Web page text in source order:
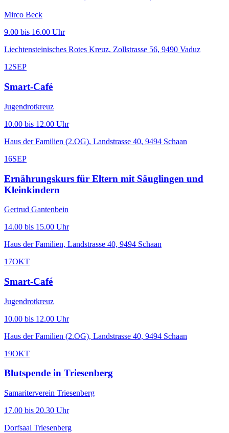
Mirco Beck
9.00 bis 16.00 Uhr
Liechtensteinisches Rotes Kreuz, Zollstrasse 56, 9490 Vaduz
12SEP
Smart-Café
Jugendrotkreuz
10.00 bis 12.00 Uhr
Haus der Familien (2.OG), Landstrasse 40, 9494 Schaan
16SEP
Ernährungskurs für Eltern mit Säuglingen und
Kleinkindern
Gertrud Gantenbein
14.00 bis 15.00 Uhr
Haus der Familien, Landstrasse 40, 9494 Schaan
17OKT
Smart-Café
Jugendrotkreuz
10.00 bis 12.00 Uhr
Haus der Familien (2.OG), Landstrasse 40, 9494 Schaan
19OKT
Blutspende in Triesenberg
Samariterverein Triesenberg
17.00 bis 20.30 Uhr
Dorfsaal Triesenberg